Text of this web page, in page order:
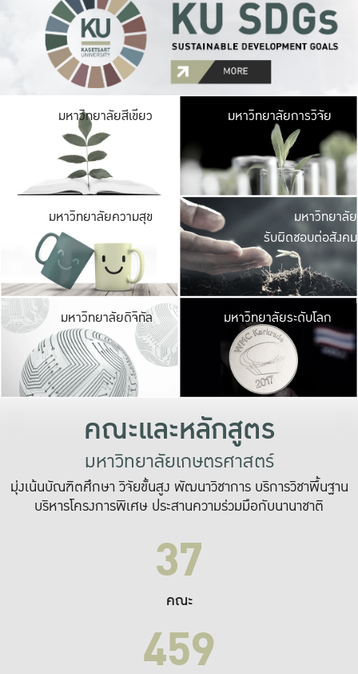
มหาวิทยาลัยสีเขียว มหาวิ
มีพื้นที่เขียวสดใส
เป็นป่าในเมือง เกษต
มหาวิทยาลัยการวิจัย
มหาวิทยาลัยความสุข มหาวิ
ค
เปิดประ
และพบเรื่องราวใ
มหาวิทยาลัย
รับผิดชอบต่อสังคม
มหาวิทยาลัยดิจิทัล มหาวิ
เปลี่ยนแปลง แล
เพื่อทำง
ระบบสารสนเทศ
มหาวิทยาลัยระดับโลก
คณะและหลักสูตร
มหาวิทยาลัยเกษตรศาสตร์
มุ่งเน้นบัณฑิตศึกษา วิจัยขั้นสูง พัฒนาวิชาการ บริการวิชาพื้นฐาน
บริหารโครงการพิเศษ ประสานความร่วมมือกับนานาชาติ
37
คณะ
459